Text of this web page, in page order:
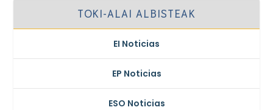
TOKI-ALAI ALBISTEAK
EI Noticias
EP Noticias
ESO Noticias